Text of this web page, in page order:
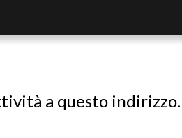
a questo indirizzo.